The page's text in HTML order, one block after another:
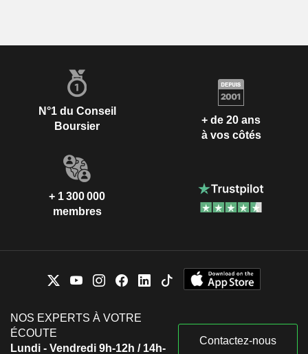
N°1 du Conseil
Boursier
+ de 20 ans
à vos côtés
+ 1 300 000
membres
NOS EXPERTS À VOTRE
ÉCOUTE
Lundi - Vendredi 9h-12h / 14h-
Contactez-nous